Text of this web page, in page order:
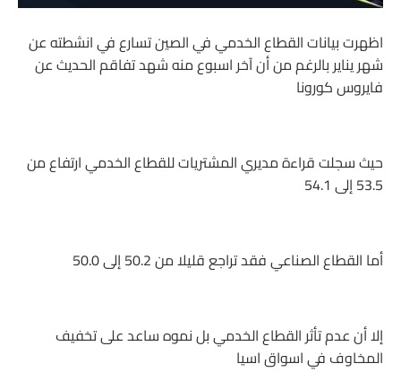
اظهرت بيانات القطاع الخدمي في الصين تسارع في انشطته عن
شهر يناير بالرغم من أن آخر اسبوع منه شهد تفاقم الحديث عن
فايروس كورونا
حيث سجلت قراءة مديري المشتريات للقطاع الخدمي ارتفاع من
53.5 إلى 54.1
أما القطاع الصناعي فقد تراجع قليلا من 50.2 إلى 50.0
إلا أن عدم تأثر القطاع الخدمي بل نموه ساعد على تخفيف
المخاوف في اسواق اسيا